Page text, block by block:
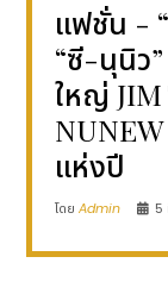
แฟชั่น -
“ซี-นุนิว
ใหญ่ JIM
แห่งปี
โดยAdmin 5